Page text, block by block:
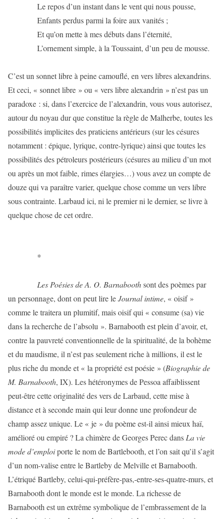
Le repos d’un instant dans le vent qui nous pousse,
Enfants perdus parmi la foire aux vanités ;
Et qu’on mette à mes débuts dans l’éternité,
L’ornement simple, à la Toussaint, d’un peu de mousse.
C’est un sonnet libre à peine camouflé, en vers libres alexandrins.
Et ceci, « sonnet libre » ou « vers libre alexandrin » n’est pas un
paradoxe : si, dans l’exercice de l’alexandrin, vous vous autorisez,
autour du noyau dur que constitue la règle de Malherbe, toutes les
possibilités implicites des praticiens antérieurs (sur les césures
notamment : épique, lyrique, contre-lyrique) ainsi que toutes les
possibilités des pétroleurs postérieurs (césures au milieu d’un mot
ou après un mot faible, rimes élargies…) vous avez un compte de
douze qui va paraître varier, quelque chose comme un vers libre
sous contrainte. Larbaud ici, ni le premier ni le dernier, se livre à
quelque chose de cet ordre.
*
Les Poésies de A. O. Barnaboothsont des poèmes par
un personnage, dont on peut lire leJournal intime, « oisif »
comme le traitera un plumitif, mais oisif qui « consume (sa) vie
dans la recherche de l’absolu ». Barnabooth est plein d’avoir, et,
contre la pauvreté conventionnelle de la spiritualité, de la bohème
et du maudisme, il n’est pas seulement riche à millions, il est le
plus riche du monde et « la propriété est poésie » (Biographie de
M. Barnabooth, IX). Les hétéronymes de Pessoa affaiblissent
peut-être cette originalité des vers de Larbaud, cette mise à
distance et à seconde main qui leur donne une profondeur de
champ assez unique. Le « je » du poème est-il ainsi mieux haï,
amélioré ou empiré ? La chimère de Georges Perec dans La vie
mode d’emploiporte le nom de Bartlebooth, et l’on sait qu’il s’agit
d’un nom-valise entre le Bartleby de Melville et Barnabooth.
L’étriqué Bartleby, celui-qui-préfère-pas,-entre-ses-quatre-murs, et
Barnabooth dont le monde est le monde. La richesse de
Barnabooth est un extrême symbolique de l’embrassement de la